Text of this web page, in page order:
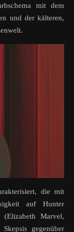
mit dem
und der kälteren,
die mit
auf Hunter
(Elizabeth Marvel,
gegenüber